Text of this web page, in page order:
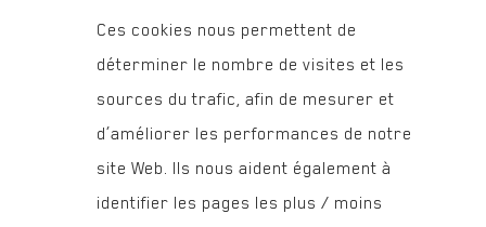
Ces cookies nous permettent de
déterminer le nombre de visites et les
sources du trafic, afin de mesurer et
d’améliorer les performances de notre
site Web. Ils nous aident également à
identifier les pages les plus / moins